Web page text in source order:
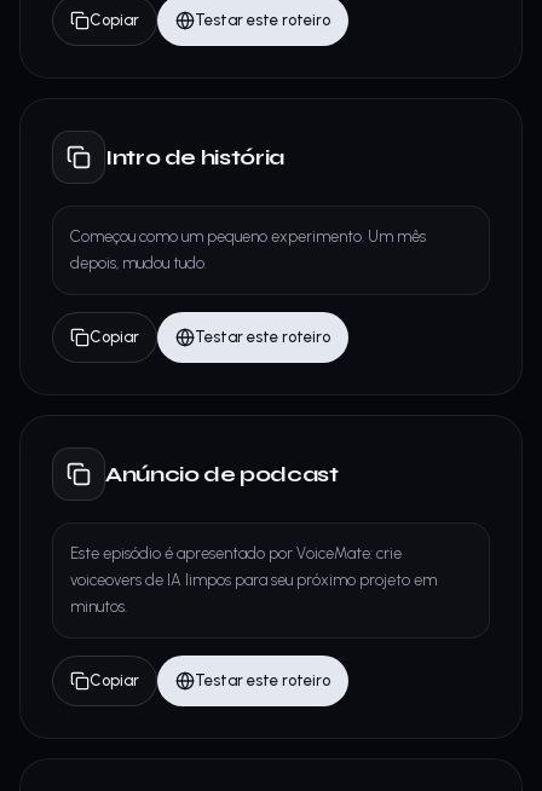
Copiar Testar este roteiro
Intro de história
Começou como um pequeno experimento. Um mês
depois, mudou tudo.
Copiar Testar este roteiro
Anúncio de podcast
Este episódio é apresentado por VoiceMate: crie
voiceovers de IA limpos para seu próximo projeto em
minutos.
Copiar Testar este roteiro